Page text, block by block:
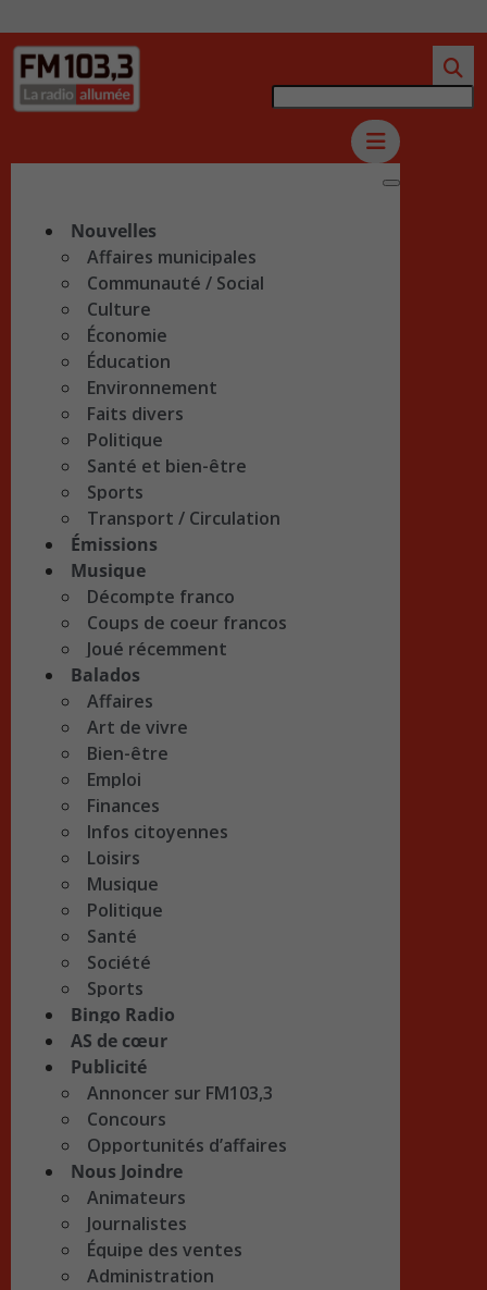
Nouvelles
Affaires municipales
Communauté / Social
Culture
Économie
Éducation
Environnement
Faits divers
Politique
Santé et bien-être
Sports
Transport / Circulation
Émissions
Musique
Décompte franco
Coups de coeur francos
Joué récemment
Balados
Affaires
Art de vivre
Bien-être
Emploi
Finances
Infos citoyennes
Loisirs
Musique
Politique
Santé
Société
Sports
Bingo Radio
AS de cœur
Publicité
Annoncer sur FM103,3
Concours
Opportunités d’affaires
Nous Joindre
Animateurs
Journalistes
Équipe des ventes
Administration